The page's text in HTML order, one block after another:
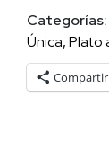
Única,Plato
Compartir